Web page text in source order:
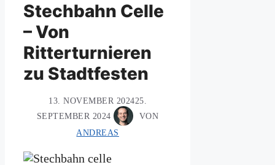
Stechbahn Celle
– Von
Ritterturnieren
zu Stadtfesten
13. NOVEMBER 202425.
SEPTEMBER 2024
VON
ANDREAS